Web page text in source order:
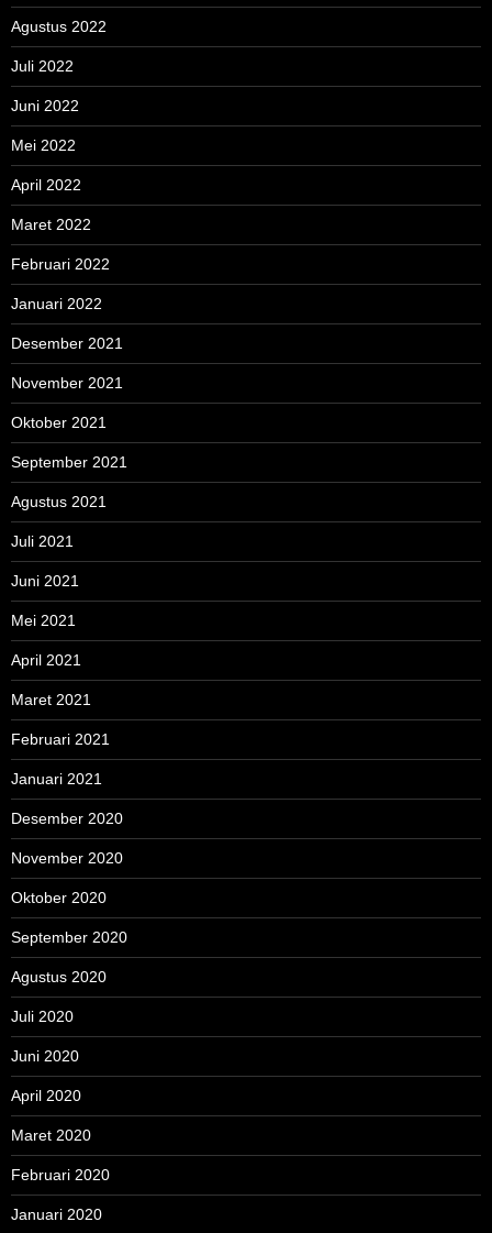
Agustus 2022
Juli 2022
Juni 2022
Mei 2022
April 2022
Maret 2022
Februari 2022
Januari 2022
Desember 2021
November 2021
Oktober 2021
September 2021
Agustus 2021
Juli 2021
Juni 2021
Mei 2021
April 2021
Maret 2021
Februari 2021
Januari 2021
Desember 2020
November 2020
Oktober 2020
September 2020
Agustus 2020
Juli 2020
Juni 2020
April 2020
Maret 2020
Februari 2020
Januari 2020